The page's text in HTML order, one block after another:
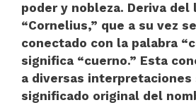
poder y nobleza. Deriva del
“Cornelius,” que a su vez
conectado con la palabra
significa “cuerno.” Esta
a diversas interpretaciones
significado original del